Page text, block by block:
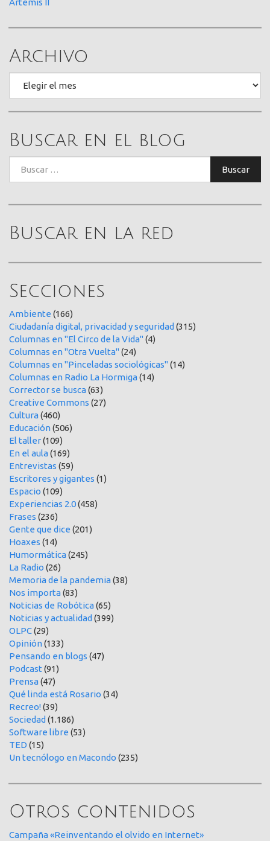
Archivo
Buscar en el blog
Buscar
Buscar en la red
Secciones
Ambiente (166)
Ciudadanía digital, privacidad y seguridad (315)
Columnas en "El Circo de la Vida"(4)
Columnas en "Otra Vuelta"(24)
Columnas en "Pinceladas sociológicas"(14)
Columnas en Radio La Hormiga(14)
Corrector se busca(63)
Creative Commons (27)
Cultura(460)
Educación(506)
El taller(109)
En el aula(169)
Entrevistas (59)
Escritores y gigantes (1)
Espacio (109)
Experiencias 2.0(458)
Frases (236)
Gente que dice (201)
Hoaxes (14)
Humormática(245)
La Radio (26)
Memoria de la pandemia(38)
Nos importa(83)
Noticias de Robótica(65)
Noticias y actualidad (399)
OLPC(29)
Opinión(133)
Pensando en blogs (47)
Podcast (91)
Prensa(47)
Qué linda está Rosario (34)
Recreo!(39)
Sociedad (1.186)
Software libre (53)
TED (15)
Un tecnólogo en Macondo (235)
Otros contenidos
Campaña «Reinventando el olvido en Internet»